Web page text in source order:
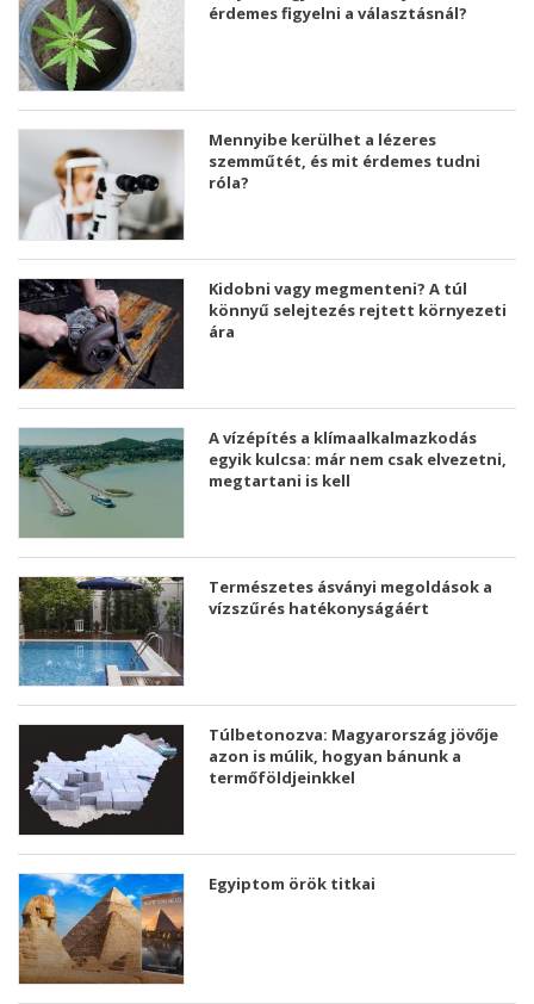
érdemes figyelni a választásnál?
Mennyibe kerülhet a lézeres
szemműtét, és mit érdemes tudni
róla?
Kidobni vagy megmenteni? A túl
könnyű selejtezés rejtett környezeti
ára
A vízépítés a klímaalkalmazkodás
egyik kulcsa: már nem csak elvezetni,
megtartani is kell
Természetes ásványi megoldások a
vízszűrés hatékonyságáért
Túlbetonozva: Magyarország jövője
azon is múlik, hogyan bánunk a
termőföldjeinkkel
Egyiptom örök titkai